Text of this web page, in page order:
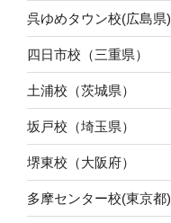
呉ゆめタウン校(広島県)
四日市校（三重県）
土浦校（茨城県）
坂戸校（埼玉県）
堺東校（大阪府）
多摩センター校(東京都)